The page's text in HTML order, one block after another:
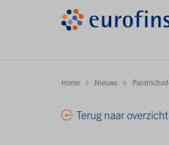
Home Nieuws
Terug naar overzicht